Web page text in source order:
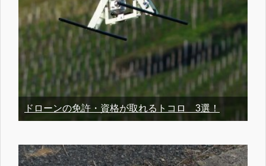
ドローンの免許・資格が取れるトコロ 3選！